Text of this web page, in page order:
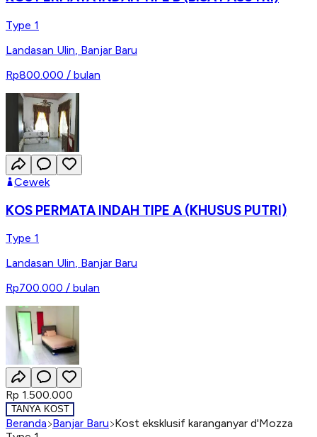
Type 1
Landasan Ulin, Banjar Baru
Rp800.000 / bulan
Cewek
KOS PERMATA INDAH TIPE A (KHUSUS PUTRI)
Type 1
Landasan Ulin, Banjar Baru
Rp700.000 / bulan
Rp 1.500.000
TANYA KOST
Beranda Banjar Baru Kost eksklusif karanganyar d'Mozza